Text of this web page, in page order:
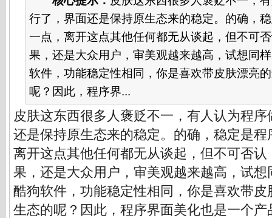
行了，界面还是保持原生态来的稳定。的确，
一点，离开这点其他任何都无从谈起，但不可
果，还是大众用户，审美观越来越高，试想同
软件，功能稳定性相同，你是喜欢带皮肤漂亮
呢？因此，程序界...
皮肤这东西很多人褒贬不一，有人认为程
还是保持原生态来的稳定。的确，稳定是
离开这点其他任何都无从谈起，但不可否
果，还是大众用户，审美观越来越高，试
酷狗软件，功能稳定性相同，你是喜欢带
生态的呢？因此，程序界面美化也是一个